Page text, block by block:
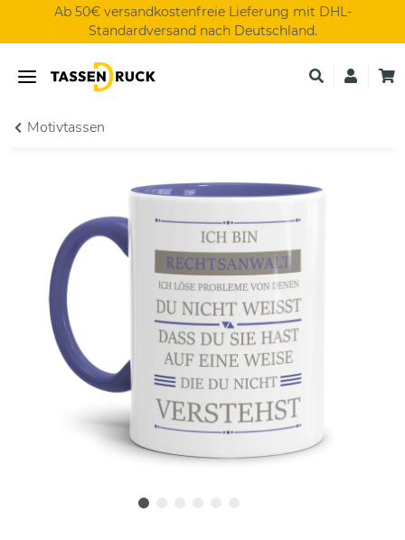
Ab 50€ versandkostenfreie Lieferung mit DHL-
Standardversand nach Deutschland.
Motivtassen